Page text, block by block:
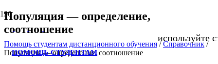
ПОМОЩЬ СТУДЕНТАМ
используйте
Популяция — определение,
соотношение
Помощь студентам дистанционного обучения/Справочник /
Популяция — определение, соотношение